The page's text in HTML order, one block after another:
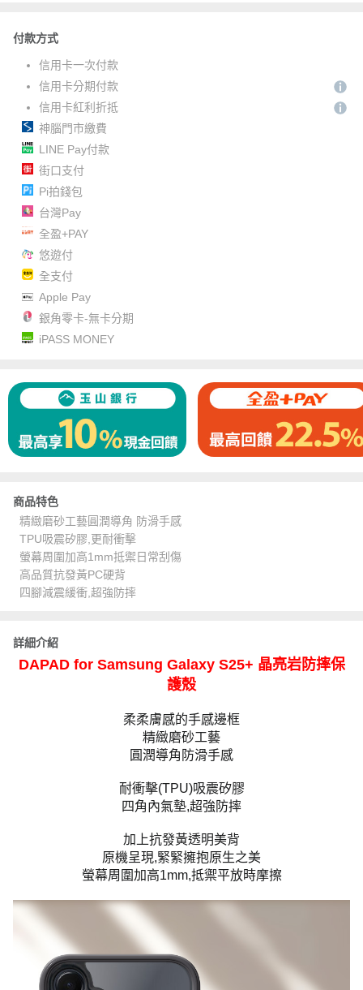
付款方式
信用卡一次付款
信用卡分期付款
信用卡紅利折抵
神腦門市繳費
LINE Pay付款
街口支付
Pi拍錢包
台灣Pay
全盈+PAY
悠遊付
全支付
Apple Pay
銀角零卡-無卡分期
iPASS MONEY
商品特色
精緻磨砂工藝圓潤導角 防滑手感
TPU吸震矽膠,更耐衝擊
螢幕周圍加高1mm抵禦日常刮傷
高品質抗發黃PC硬背
四腳減震緩衝,超強防摔
詳細介紹
DAPAD for Samsung Galaxy S25+ 晶亮岩防摔保
護殼
柔柔膚感的手感邊框
精緻磨砂工藝
圓潤導角防滑手感
耐衝擊(TPU)吸震矽膠
四角內氣墊,超強防摔
加上抗發黃透明美背
原機呈現,緊緊擁抱原生之美
螢幕周圍加高1mm,抵禦平放時摩擦